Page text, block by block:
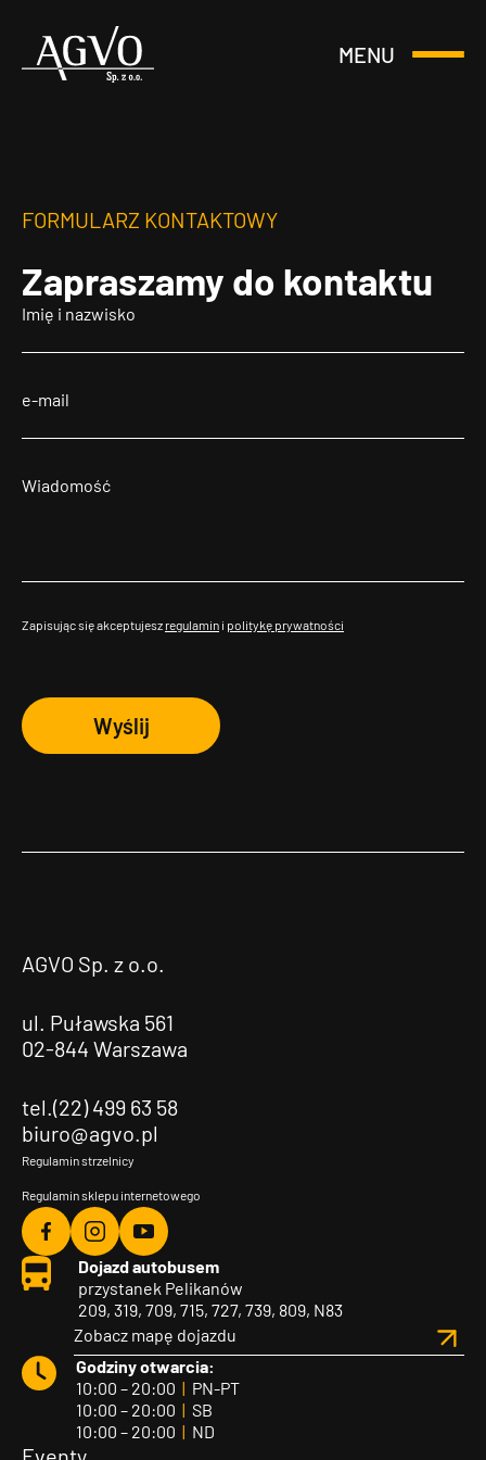
Header
MENU
Otwórz
FORMULARZ KONTAKTOWY
Zapraszamy do kontaktu
Zapisując się akceptujesz regulamin i politykę prywatności
Wyślij
AGVO Sp. z o.o.
ul. Puławska 561
02-844 Warszawa
tel.(22) 499 63 58
biuro@agvo.pl
Regulamin strzelnicy
Regulamin sklepu internetowego
Agvo
Facebook
Agvo
Instagram
Agvo
YouTube
Dojazd autobusem
przystanek Pelikanów
209, 319, 709, 715, 727, 739, 809, N83
Zobacz mapę dojazdu
Godziny otwarcia:
10:00 – 20:00 | PN-PT
10:00 – 20:00 | SB
10:00 – 20:00 | ND